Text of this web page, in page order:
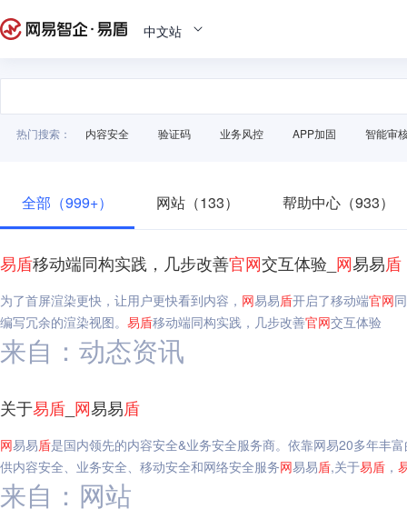
中文站
热门搜索： 内容安全 验证码 业务风控 APP加固 智能审
全部（999+） 网站（133） 帮助中心（933）
易盾移动端同构实践，几步改善官网交互体验_ 网易易盾
为了首屏渲染更快，让用户更快看到内容， 网易易盾开启了移动端官网
编写冗余的渲染视图。 易盾移动端同构实践，几步改善官网交互体验
来自：动态资讯
关于易盾 网易易盾
网易易盾是国内领先的内容安全&业务安全服务商。依靠网易20多年丰
供内容安全、业务安全、移动安全和网络安全服务网易易盾,关于易盾 ，
来自：网站